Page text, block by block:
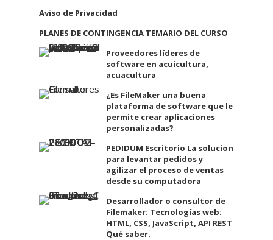
Aviso de Privacidad
PLANES DE CONTINGENCIA TEMARIO DEL CURSO
Proveedores líderes de
software en acuicultura,
acuacultura
¿Es FileMaker una buena
plataforma de software que le
permite crear aplicaciones
personalizadas?
PEDIDUM Escritorio La solucion
para levantar pedidos y
agilizar el proceso de ventas
desde su computadora
Desarrollador o consultor de
Filemaker: Tecnologías web:
HTML, CSS, JavaScript, API REST
Qué saber.